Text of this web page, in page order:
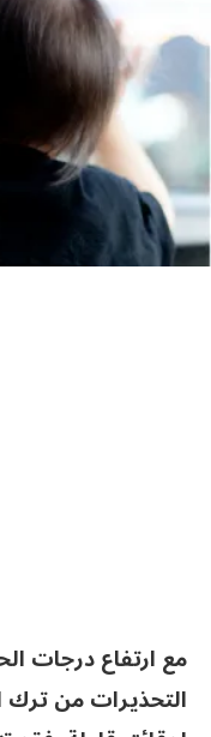
مع ارتفاع درجات
التحذيرات من ترك